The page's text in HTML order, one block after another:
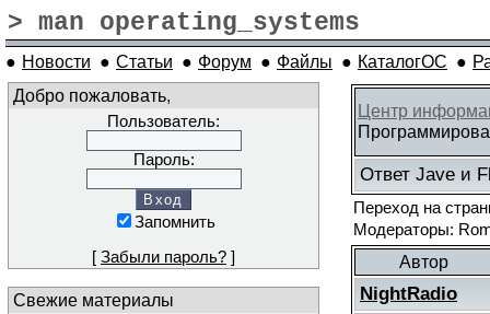
> man operating_systems
● Новости ● Статьи ● Форум ● Файлы ● КаталогОС ●
Добро пожаловать,
Пользователь:
Пароль:
Запомнить
[ Забыли пароль? ]
Свежие материалы
Центр
Ответ Javе и
Переход на
Модераторы:
Автор
NightRadio